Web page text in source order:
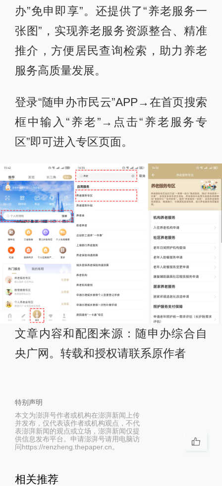
办”免申即享”。还提供了“养老服务一
张图”，实现养老服务资源整合、精准
推介，方便居民查询检索，助力养老
服务高质量发展。
登录“随申办市民云”APP→在首页搜索
框中输入“养老”→点击“养老服务专
区”即可进入专区页面。
文章内容和配图来源：随申办综合自
央广网。转载和授权请联系原作者
特别声明
本文为澎湃号作者或机构在澎湃新闻上传
并发布，仅代表该作者或机构观点，不代
表澎湃新闻的观点或立场，澎湃新闻仅提
供信息发布平台。申请澎湃号请用电脑访
问https://renzheng.thepaper.cn。
相关推荐